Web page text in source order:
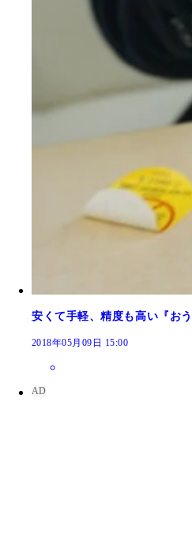
安くて手軽、精度も高い『お
2018年05月09日 15:00